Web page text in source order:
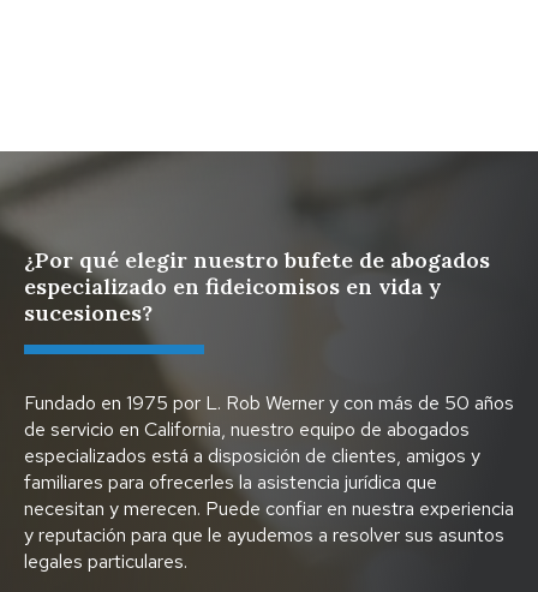
¿Por qué elegir nuestro bufete de abogados
especializado en fideicomisos en vida y
sucesiones?
Fundado en 1975 por L. Rob Werner y con más de 50 años
de servicio en California, nuestro equipo de abogados
especializados está a disposición de clientes, amigos y
familiares para ofrecerles la asistencia jurídica que
necesitan y merecen. Puede confiar en nuestra experiencia
y reputación para que le ayudemos a resolver sus asuntos
legales particulares.